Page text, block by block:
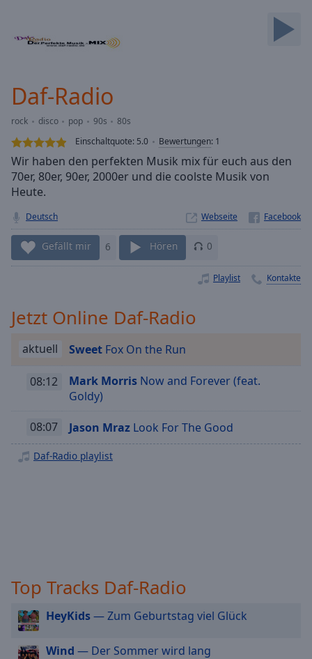
Forward
Loaded:
0.00%
Stream
TypeLIVE
Seek to
currently
behind
liveLIVE
Remaining
Time-
Playback
Chapters
descriptions
off,
settings
dialog
subtitles
off
selected
Daf-Radio
rock disco pop 90s
80s
Einschaltquote: 5.0 Bewertungen: 1
Wir haben den perfekten Musik mix für euch aus den
70er, 80er, 90er, 2000er und die coolste Musik von
Heute.
Deutsch Webseite
Gefällt mir 6 Hören 0
Playlist Kontakte
Jetzt Online Daf-Radio
aktuell Sweet Fox On the Run
08:12 Mark Morris Now and Forever (feat.
Goldy)
08:07 Jason Mraz Look For The Good
Daf-Radio playlist
Top Tracks Daf-Radio
HeyKids— Zum Geburtstag viel Glück
Wind — Der Sommer wird lang